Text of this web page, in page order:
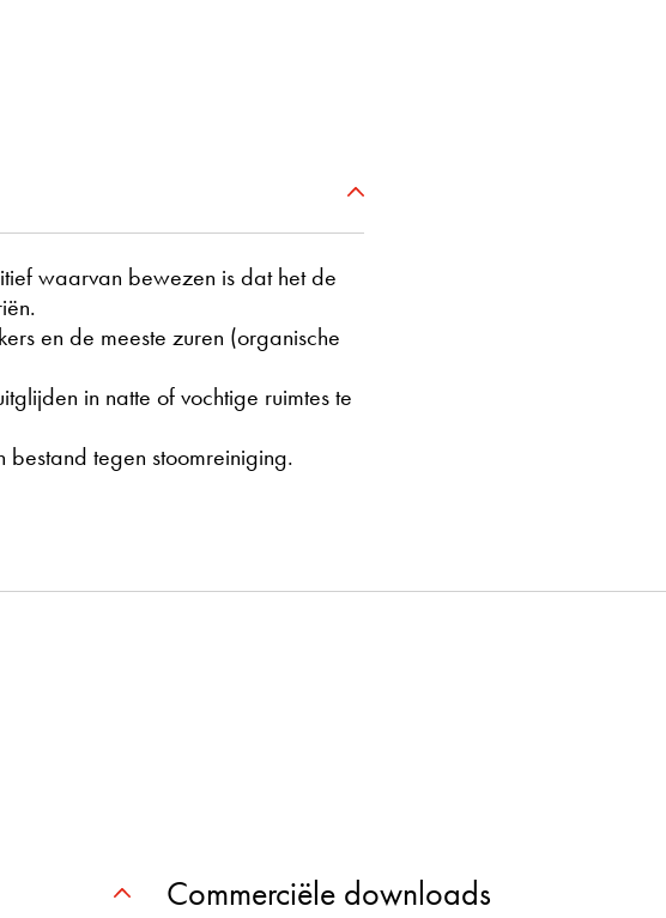
waarvan bewezen is dat het de
en de meeste zuren (organische
in natte of vochtige ruimtes te
bestand tegen stoomreiniging.
Commerciële downloads